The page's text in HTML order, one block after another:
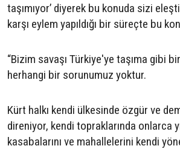
taşımıyor’ diyerek bu konuda sizi
karşı eylem yapıldığı bir süreçte bu
“Bizim savaşı Türkiye'ye taşıma gibi
herhangi bir sorunumuz yoktur.
Kürt halkı kendi ülkesinde özgür ve
direniyor, kendi topraklarında onlarca
kasabalarını ve mahallelerini kendi